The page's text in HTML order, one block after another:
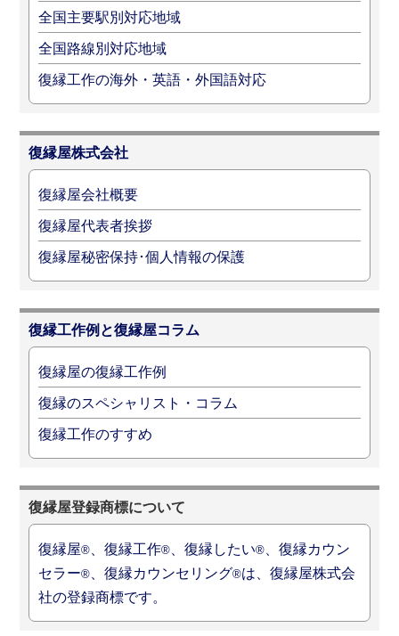
全国主要駅別対応地域
全国路線別対応地域
復縁工作の海外・英語・外国語対応
復縁屋株式会社
復縁屋会社概要
復縁屋代表者挨拶
復縁屋秘密保持･個人情報の保護
復縁工作例と復縁屋コラム
復縁屋の復縁工作例
復縁のスペシャリスト・コラム
復縁工作のすすめ
復縁屋登録商標について
復縁屋®、復縁工作®、復縁したい®、復縁カウン
セラー®、復縁カウンセリング®は、復縁屋株式会
社の登録商標です。